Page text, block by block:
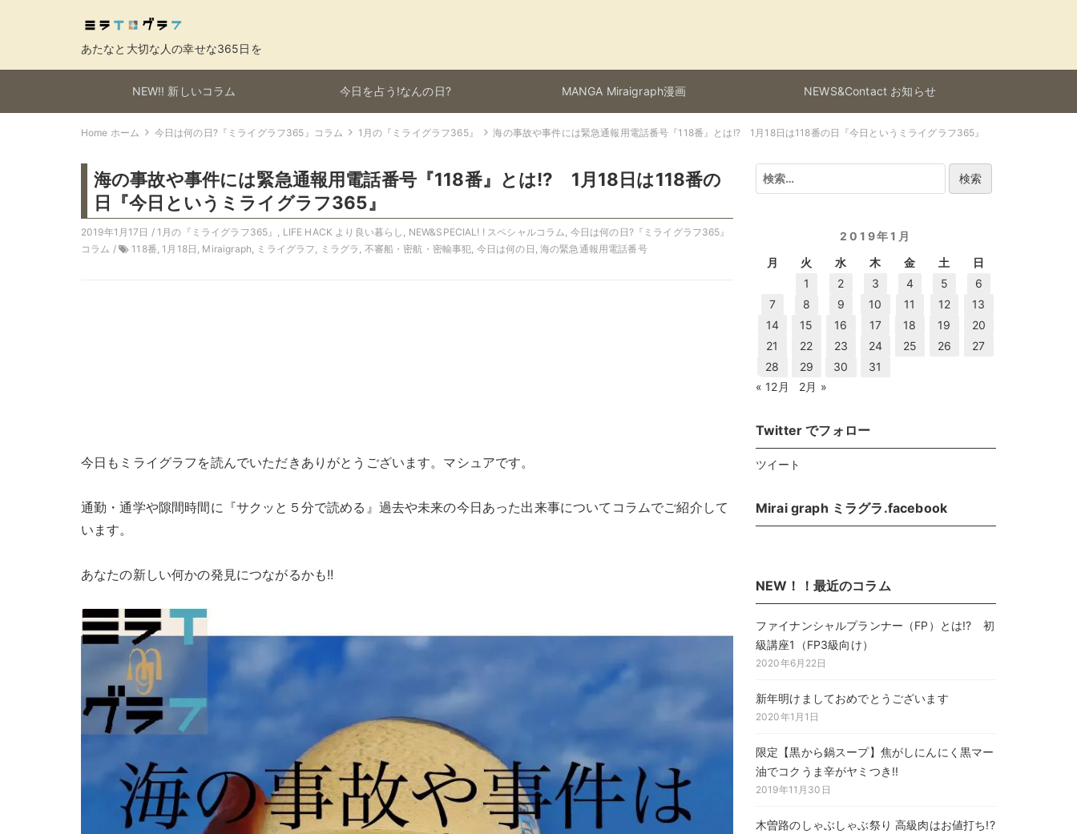
あたなと大切な人の幸せな365日を
NEW!! 新しいコラム 今日を占う!なんの日? MANGA Miraigraph漫画 NEWS&Contact お知らせ
Home ホーム 今日は何の日?『ミライグラフ365』コラム 1月の『ミライグラフ365』 海の事故や事件には緊急通報用電話番号『118番』とは!? 1月18日は118番の日『今日というミライグラフ365』
海の事故や事件には緊急通報用電話番号『118番』とは!? 1月18日は118番の
日『今日というミライグラフ365』
2019年1月17日 / 1月の『ミライグラフ365』 , LIFE HACK より良い暮らし , NEW&SPECIAL! ! スペシャルコラム, 今日は何の日?『ミライグラフ365』
コラム / 118番, 1月18日 , Miraigraph, ミライグラフ, ミラグラ , 不審船・密航・密輸事犯, 今日は何の日 ,海の緊急通報用電話番号
今日もミライグラフを読んでいただきありがとうございます。マシュアです。
通勤・通学や隙間時間に『サクッと５分で読める』過去や未来の今日あった出来事についてコラムでご紹介して
います。
あなたの新しい何かの発見につながるかも!!
検
索:
2019年1月
月
火 水 木 金 土
日
1
2 3 4 5
6
7
8 9 10 11 12
13
14
15 16 17 18 19
20
21
22 23 24 25 26
27
28
29 30
31
« 12月
2月 »
Twitter でフォロー
ツイート
Mirai graph ミラグラ.facebook
NEW！！最近のコラム
ファイナンシャルプランナー（FP）とは!? 初
級講座1（FP3級向け）
2020年6月22日
新年明けましておめでとうございます
2020年1月1日
限定【黒から鍋スープ】焦がしにんにく黒マー
油でコクうま辛がヤミつき!!
2019年11月30日
木曽路のしゃぶしゃぶ祭り 高級肉はお値打ち!?